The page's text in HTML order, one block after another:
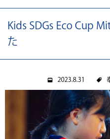
Kids SDGs Eco Cup
た
2023.8.31